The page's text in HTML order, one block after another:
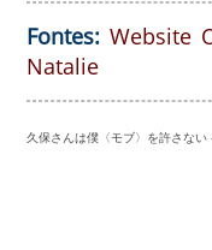
Fontes: Website
Natalie
久保さんは僕〈モブ〉を許さない